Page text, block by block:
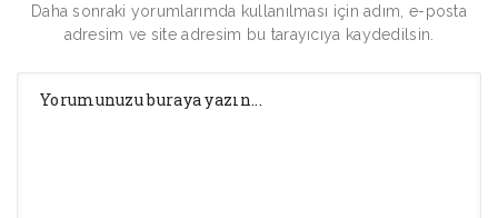
Daha sonraki yorumlarımda kullanılması için adım, e-posta
adresim ve site adresim bu tarayıcıya kaydedilsin.